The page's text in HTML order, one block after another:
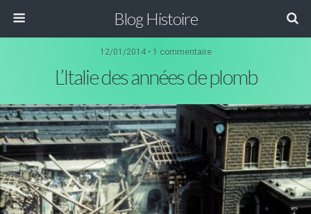
Blog Histoire
12/01/2014 • 1 commentaire
L’Italie des années de plomb